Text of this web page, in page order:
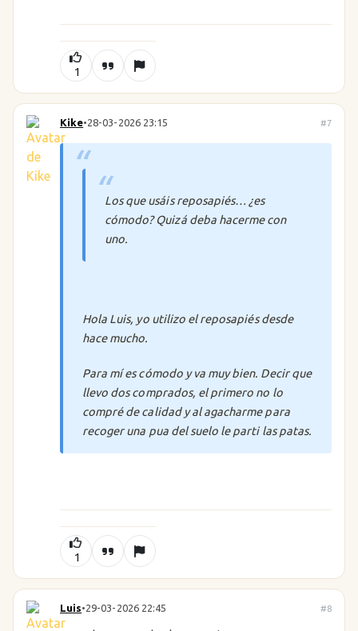
1
Kike•28-03-2026 23:15 #7
Los que usáis reposapiés… ¿es
cómodo? Quizá deba hacerme con
uno.
Hola Luis, yo utilizo el reposapiés desde
hace mucho.
Para mí es cómodo y va muy bien. Decir que
llevo dos comprados, el primero no lo
compré de calidad y al agacharme para
recoger una pua del suelo le parti las patas.
1
Luis•29-03-2026 22:45 #8